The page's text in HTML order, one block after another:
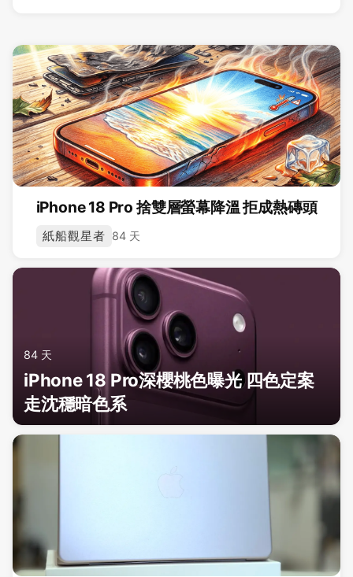
iPhone 18 Pro 捨雙層螢幕降溫 拒成熱磚頭
紙船觀星者 84 天
84 天
iPhone 18 Pro深櫻桃色曝光 四色定案
走沈穩暗色系